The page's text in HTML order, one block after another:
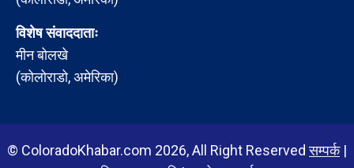
विशेष संवाददाताः
मीन बोलखे
(कोलोराडो, अमेरिका)
© ColoradoKhabar.com 2026, All Right Reservedसम्पर्क|